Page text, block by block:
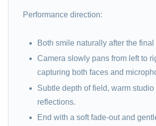
Performance direction:
Both smile naturally after the final
Camera slowly pans from left to
capturing both faces and
Subtle depth of field, warm studio
reflections.
End with a soft fade-out and